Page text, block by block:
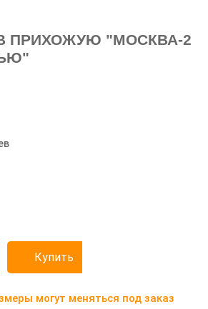
ПРИХОЖУЮ "МОСКВА-2
Купить
могут меняться под заказ